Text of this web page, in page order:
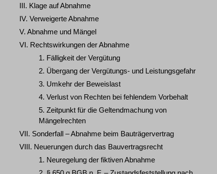
III. Klage auf Abnahme
IV. Verweigerte Abnahme
V. Abnahme und Mängel
VI. Rechtswirkungen der Abnahme
1. Fälligkeit der Vergütung
2. Übergang der Vergütungs- und Leistungsgefahr
3. Umkehr der Beweislast
4. Verlust von Rechten bei fehlendem Vorbehalt
5. Zeitpunkt für die Geltendmachung von
Mängelrechten
VII. Sonderfall – Abnahme beim Bauträgervertrag
VIII. Neuerungen durch das Bauvertragsrecht
1. Neuregelung der fiktiven Abnahme